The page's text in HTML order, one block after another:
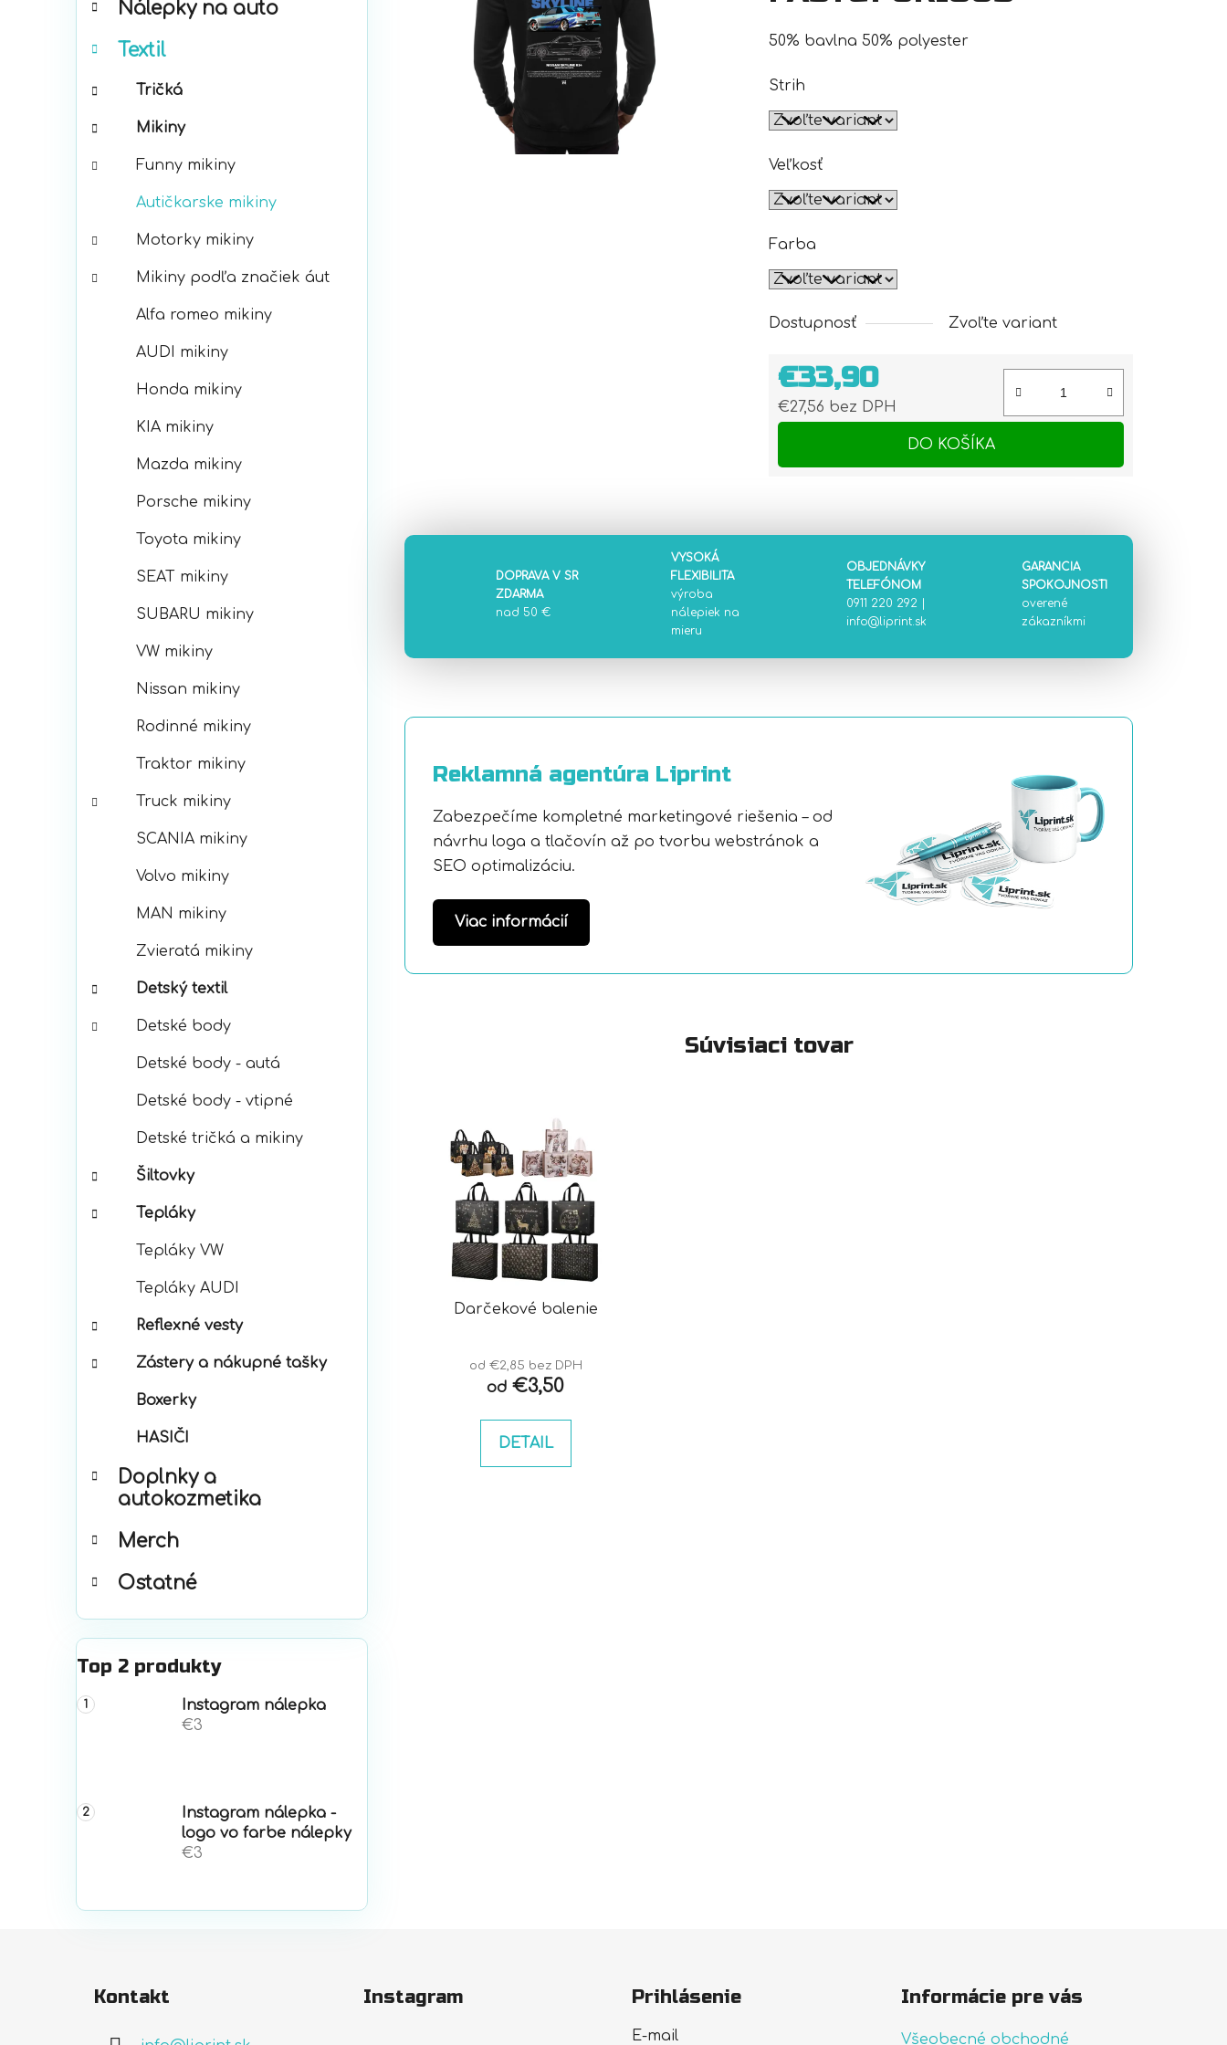
ó
i
Nálepky na auto
Textil
Tričká
Mikiny
Funny mikiny
Autičkarske mikiny
Motorky mikiny
Mikiny podľa značiek áut
Alfa romeo mikiny
AUDI mikiny
Honda mikiny
KIA mikiny
Mazda mikiny
Porsche mikiny
Toyota mikiny
SEAT mikiny
SUBARU mikiny
VW mikiny
Nissan mikiny
Rodinné mikiny
Traktor mikiny
Truck mikiny
SCANIA mikiny
Volvo mikiny
MAN mikiny
Zvieratá mikiny
Detský textil
Detské body
Detské body - autá
Detské body - vtipné
Detské tričká a mikiny
Šiltovky
Tepláky
Tepláky VW
Tepláky AUDI
Reflexné vesty
Zástery a nákupné tašky
Boxerky
HASIČI
Doplnky a
autokozmetika
Merch
Ostatné
Top 2 produkty
Instagram nálepka
€3
Instagram nálepka -
logo vo farbe nálepky
€3
50% bavlna 50% polyester
Strih
Veľkosť
Farba
Dostupnosť Zvoľte variant
€33,90
€27,56 bez DPH
Jednotková cena:
DO KOŠÍKA
DOPRAVA V SR
ZDARMA
nad 50 €
VYSOKÁ
FLEXIBILITA
výroba
nálepiek na
mieru
OBJEDNÁVKY
TELEFÓNOM
0911 220 292
info@liprint.sk
GARANCIA
SPOKOJNOSTI
overené
zákazníkmi
Reklamná agentúra Liprint
Zabezpečíme kompletné marketingové riešenia – od
návrhu loga a tlačovín až po tvorbu webstránok a
SEO optimalizáciu.
Viac informácií
Súvisiaci tovar
Darčekové balenie
od €2,85 bez DPH
od €3,50
DETAIL
Kontakt Instagram Prihlásenie
E-mail
Informácie pre vás
Všeobecné obchodné